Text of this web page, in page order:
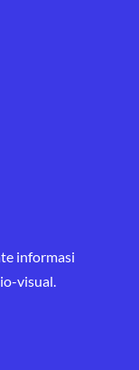
informasi
visual.